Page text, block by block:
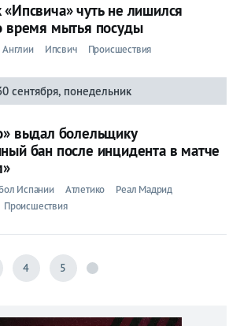
чуть не лишился
время мытья посуды
Ипсвич Происшествия
сентября, понедельник
выдал болельщику
бан после инцидента в матче
Испании Атлетико
Реал Мадрид
Происшествия
4 5